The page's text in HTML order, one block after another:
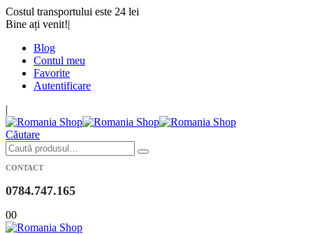
Costul transportului este 24 lei
Bine ați venit!|
Blog
Contul meu
Favorite
Autentificare
|
Căutare
CONTACT
0784.747.165
00